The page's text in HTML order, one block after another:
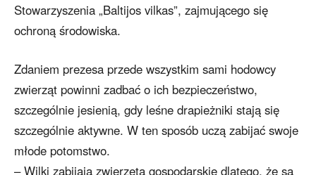
Stowarzyszenia „Baltijos vilkas”, zajmującego się
ochroną środowiska.
Zdaniem prezesa przede wszystkim sami hodowcy
zwierząt powinni zadbać o ich bezpieczeństwo,
szczególnie jesienią, gdy leśne drapieżniki stają się
szczególnie aktywne. W ten sposób uczą zabijać swoje
młode potomstwo.
– Wilki zabijają zwierzęta gospodarskie dlatego, że są